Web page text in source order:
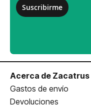
Suscribirme
Acerca de Zacatrus
Gastos de envío
Devoluciones